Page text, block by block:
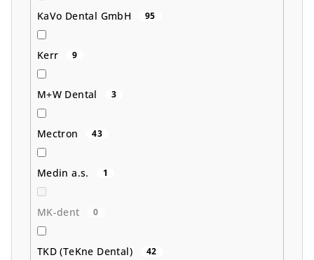
KaVo Dental GmbH 95
Kerr 9
M+W Dental 3
Mectron 43
Medin a.s. 1
MK-dent 0
TKD (TeKne Dental) 42